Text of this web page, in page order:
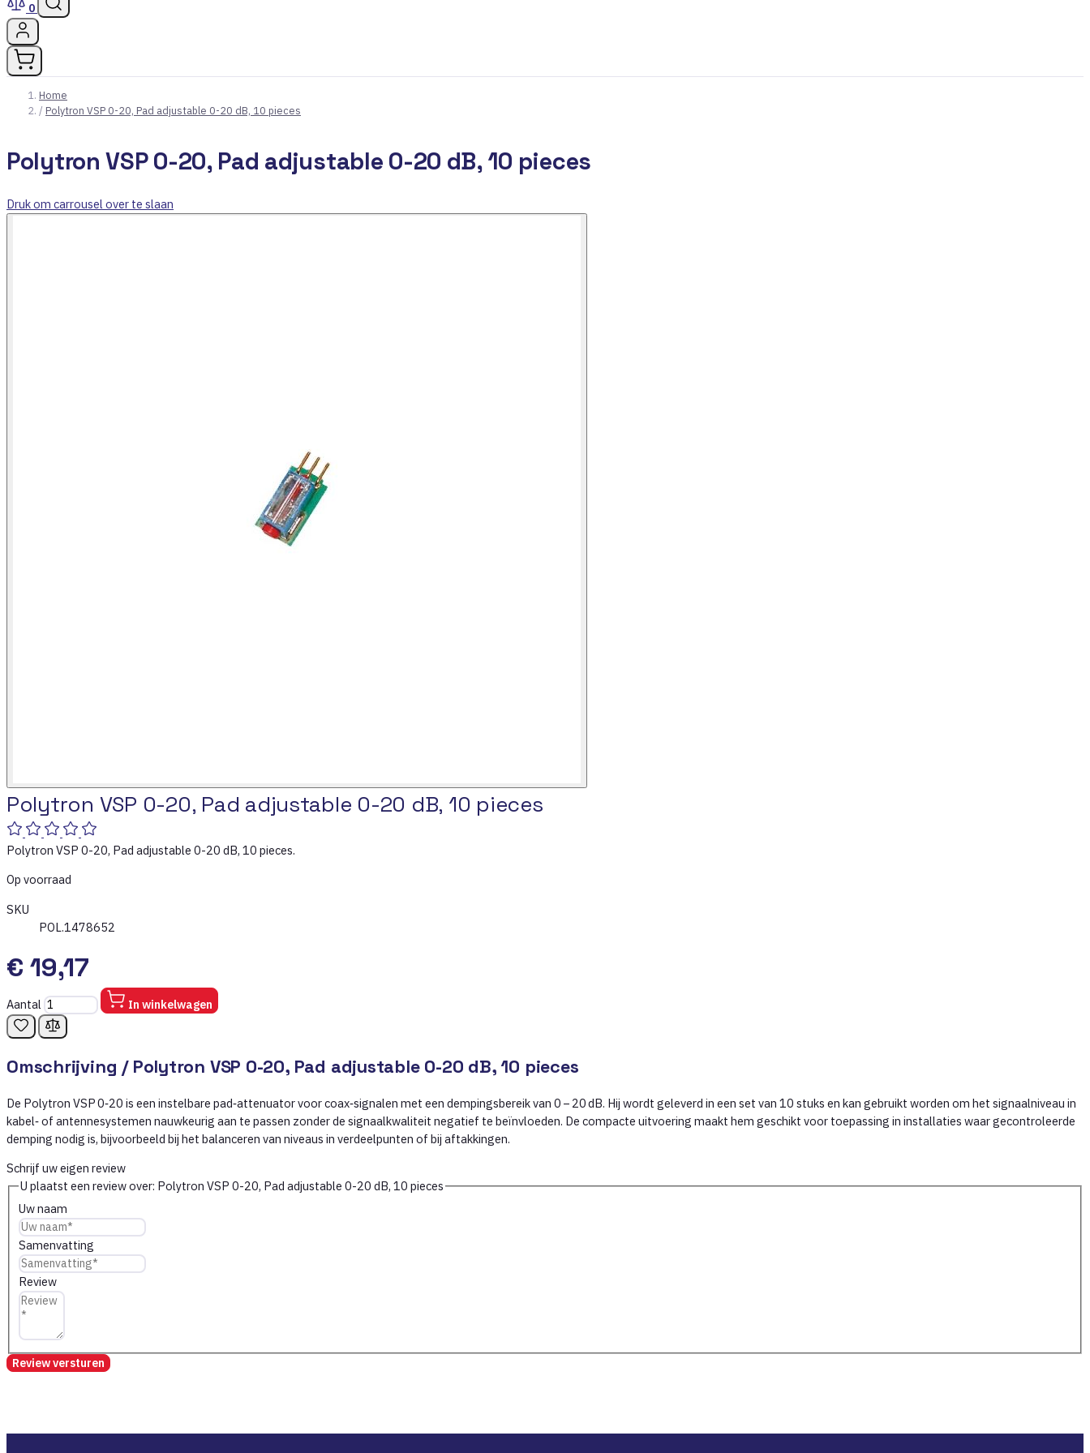
0
Home
/ Polytron VSP 0-20, Pad adjustable 0-20 dB, 10 pieces
Polytron VSP 0-20, Pad adjustable 0-20 dB, 10 pieces
Druk om carrousel over te slaan
Polytron VSP 0-20, Pad adjustable 0-20 dB, 10 pieces
Polytron VSP 0-20, Pad adjustable 0-20 dB, 10 pieces.
Op voorraad
SKU
POL.1478652
€ 19,17
Aantal In winkelwagen
Omschrijving / Polytron VSP 0-20, Pad adjustable 0-20 dB, 10 pieces
De Polytron VSP 0‑20 is een instelbare pad‑attenuator voor coax‑signalen met een dempingsbereik van 0 – 20 dB. Hij wordt geleverd in een set van 10 stuks en kan gebruikt worden om het signaalniveau in
kabel‑ of antennesystemen nauwkeurig aan te passen zonder de signaalkwaliteit negatief te beïnvloeden. De compacte uitvoering maakt hem geschikt voor toepassing in installaties waar gecontroleerde
demping nodig is, bijvoorbeeld bij het balanceren van niveaus in verdeelpunten of bij aftakkingen.
Schrijf uw eigen review
U plaatst een review over: Polytron VSP 0-20, Pad adjustable 0-20 dB, 10 pieces
Uw naam
Samenvatting
Review
Review versturen